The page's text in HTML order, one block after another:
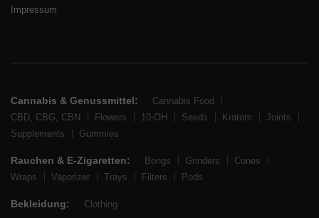
Impressum
Cannabis & Genussmittel:
Cannabis Food
CBD, CBG, CBN
Flowers 10-OH Seeds Kratom
Joints
Supplements
Gummies
Rauchen & E-Zigaretten: Bongs Grinders
Cones
Wraps
Vaporizer Trays Filters Pods
Bekleidung: Clothing